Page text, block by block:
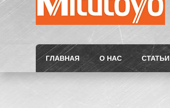
ГЛАВНАЯ О НАС СТАТЬИ